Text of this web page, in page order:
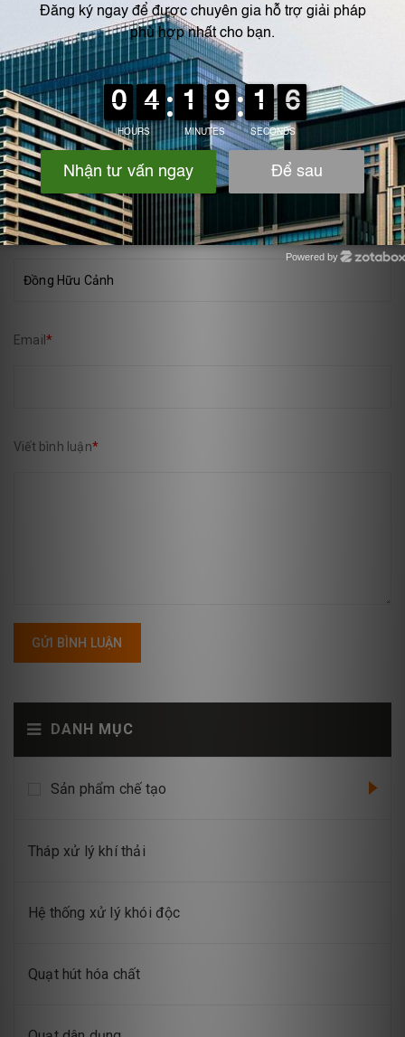
DANH MỤC
Sản phẩm chế tạo
Tháp xử lý khí thải
Hệ thống xử lý khói độc
Quạt hút hóa chất
Địa chỉ:Ngãi Cầu, An Khánh, Hoài Đức,thành phố Hà Nội
VIẾT BÌNH LUẬN CỦA BẠN:
Họ và tên*
Email *
Viết bình luận*
GỬI BÌNH LUẬN
Powered by